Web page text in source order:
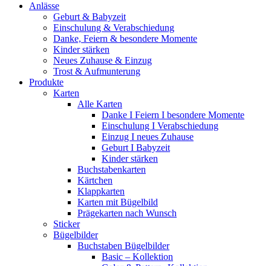
Anlässe
Geburt & Babyzeit
Einschulung & Verabschiedung
Danke, Feiern & besondere Momente
Kinder stärken
Neues Zuhause & Einzug
Trost & Aufmunterung
Produkte
Karten
Alle Karten
Danke I Feiern I besondere Momente
Einschulung I Verabschiedung
Einzug I neues Zuhause
Geburt I Babyzeit
Kinder stärken
Buchstabenkarten
Kärtchen
Klappkarten
Karten mit Bügelbild
Prägekarten nach Wunsch
Sticker
Bügelbilder
Buchstaben Bügelbilder
Basic – Kollektion